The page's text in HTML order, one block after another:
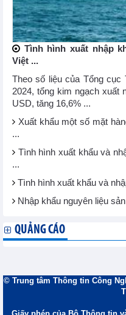
Tình hình xuất nhập
Việt ...
Theo số liệu của Tổng cục
2024, tổng kim ngạch xuất
USD, tăng 16,6% ...
Xuất khẩu một số mặt
...
Tình hình xuất khẩu và
...
Tình hình xuất khẩu và
Nhập khẩu nguyên liệu
QUẢNG CÁO
© Trung tâm Thông tin Công